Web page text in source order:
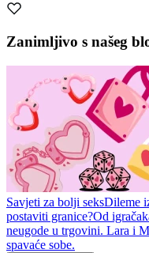
Zanimljivo s našeg
Savjeti za bolji seksDileme
postaviti granice?Od
neugode u trgovini. Lara i
spavaće sobe.